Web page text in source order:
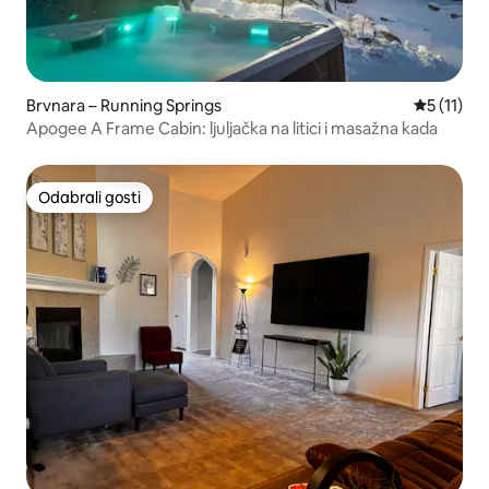
Brvnara – Running Springs
5 (11)
Apogee A Frame Cabin: ljuljačka na litici i masažna kada
Odabrali gosti
Odabrali gosti